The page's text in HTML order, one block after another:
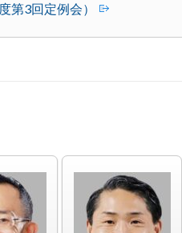
第3回定例会）